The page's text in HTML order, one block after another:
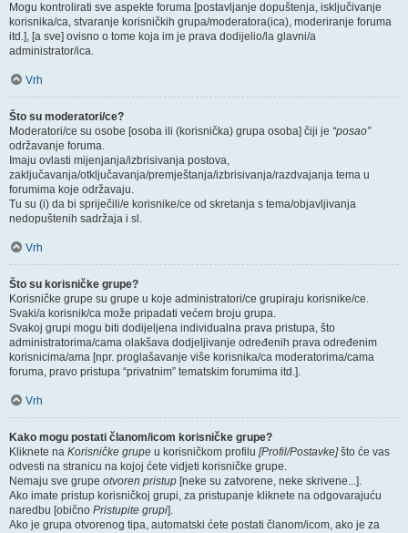
Mogu kontrolirati sve aspekte foruma [postavljanje dopuštenja, isključivanje
korisnika/ca, stvaranje korisničkih grupa/moderatora(ica), moderiranje foruma
itd.], [a sve] ovisno o tome koja im je prava dodijelio/la glavni/a
administrator/ica.
Vrh
Što su moderatori/ce?
Moderatori/ce su osobe [osoba ili (korisnička) grupa osoba] čiji je “posao”
održavanje foruma.
Imaju ovlasti mijenjanja/izbrisivanja postova,
zaključavanja/otključavanja/premještanja/izbrisivanja/razdvajanja tema u
forumima koje održavaju.
Tu su (i) da bi spriječili/e korisnike/ce od skretanja s tema/objavljivanja
nedopuštenih sadržaja i sl.
Vrh
Što su korisničke grupe?
Korisničke grupe su grupe u koje administratori/ce grupiraju korisnike/ce.
Svaki/a korisnik/ca može pripadati većem broju grupa.
Svakoj grupi mogu biti dodijeljena individualna prava pristupa, što
administratorima/cama olakšava dodjeljivanje određenih prava određenim
korisnicima/ama [npr. proglašavanje više korisnika/ca moderatorima/cama
foruma, pravo pristupa “privatnim” tematskim forumima itd.].
Vrh
Kako mogu postati članom/icom korisničke grupe?
Kliknete na Korisničke grupe u korisničkom profilu [Profil/Postavke]što će vas
odvesti na stranicu na kojoj ćete vidjeti korisničke grupe.
Nemaju sve grupe otvoren pristup [neke su zatvorene, neke skrivene...].
Ako imate pristup korisničkoj grupi, za pristupanje kliknete na odgovarajuću
naredbu [obično Pristupite grupi].
Ako je grupa otvorenog tipa, automatski ćete postati članom/icom, ako je za